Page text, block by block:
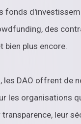
fonds
des
bien plus encore.
les DAO offrent de
les organisations
leur